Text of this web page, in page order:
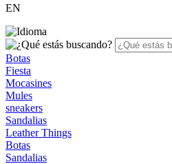
EN
Botas
Fiesta
Mocasines
Mules
sneakers
Sandalias
Leather Things
Botas
Sandalias